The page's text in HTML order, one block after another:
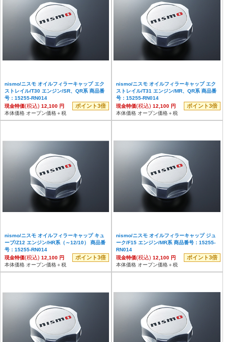
nismo/ニスモ オイルフィラーキャップ エク
ストレイル/T30 エンジン/SR、QR系 商品番
号：15255-RN014
現金特価(税込) 12,100 円 ポイント3倍
本体価格 オープン価格＋税
nismo/ニスモ オイルフィラーキャップ エク
ストレイル/T31 エンジン/MR、QR系 商品番
号：15255-RN014
現金特価(税込) 12,100 円 ポイント3倍
本体価格 オープン価格＋税
nismo/ニスモ オイルフィラーキャップ キュ
ーブ/Z12 エンジン/HR系（～12/10） 商品番
号：15255-RN014
現金特価(税込) 12,100 円 ポイント3倍
本体価格 オープン価格＋税
nismo/ニスモ オイルフィラーキャップ ジュ
ーク/F15 エンジン/MR系 商品番号：15255-
RN014
現金特価(税込) 12,100 円 ポイント3倍
本体価格 オープン価格＋税